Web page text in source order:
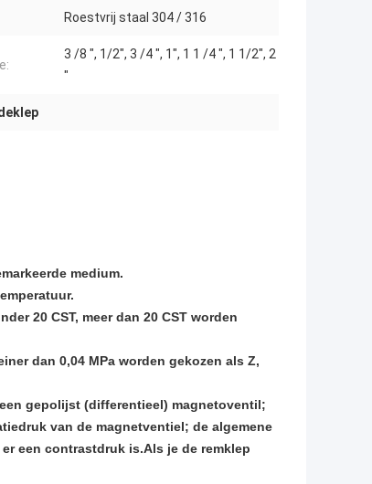
Roestvrij staal 304 / 316
3 /8 ", 1/2", 3 /4 ", 1", 1 1 /4 ", 1 1/2", 2
"
medium.
20 CST, meer dan 20 CST worden
dan 0,04 MPa worden gekozen als Z,
gepolijst (differentieel) magnetoventil;
van de magnetventiel; de algemene
een contrastdruk is.Als je de remklep